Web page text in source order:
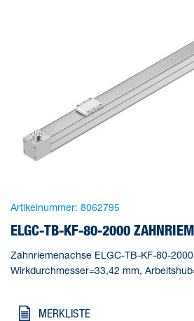
Artikelnummer: 8062795
ELGC-TB-KF-80-2000
Zahnriemenachse ELGC-TB-KF-80-
Wirkdurchmesser=33,42 mm,
MERKLISTE